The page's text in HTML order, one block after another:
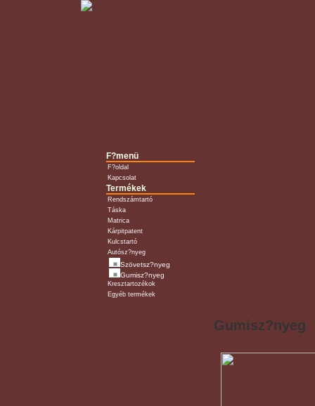
F?menü
F?oldal
Kapcsolat
Termékek
Rendszámtartó
Táska
Matrica
Kárpitpatent
Kulcstartó
Autósz?nyeg
Szövetsz?nyeg
Gumisz?nyeg
Kresztartozékok
Egyéb termékek
Gumisz?nyeg